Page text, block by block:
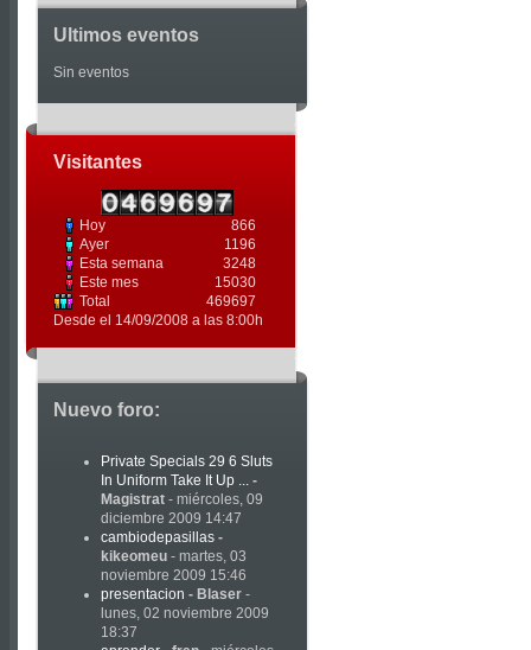
Ultimos eventos
Sin eventos
Visitantes
Hoy
866
Ayer
1196
Esta semana
3248
Este mes
15030
Total
469697
Desde el 14/09/2008 a las 8:00h
Nuevo foro:
Private Specials 29 6 Sluts
In Uniform Take It Up ...
-
Magistrat - miércoles, 09
diciembre 2009 14:47
cambiodepasillas -
kikeomeu - martes, 03
noviembre 2009 15:46
presentacion - Blaser -
lunes, 02 noviembre 2009
18:37